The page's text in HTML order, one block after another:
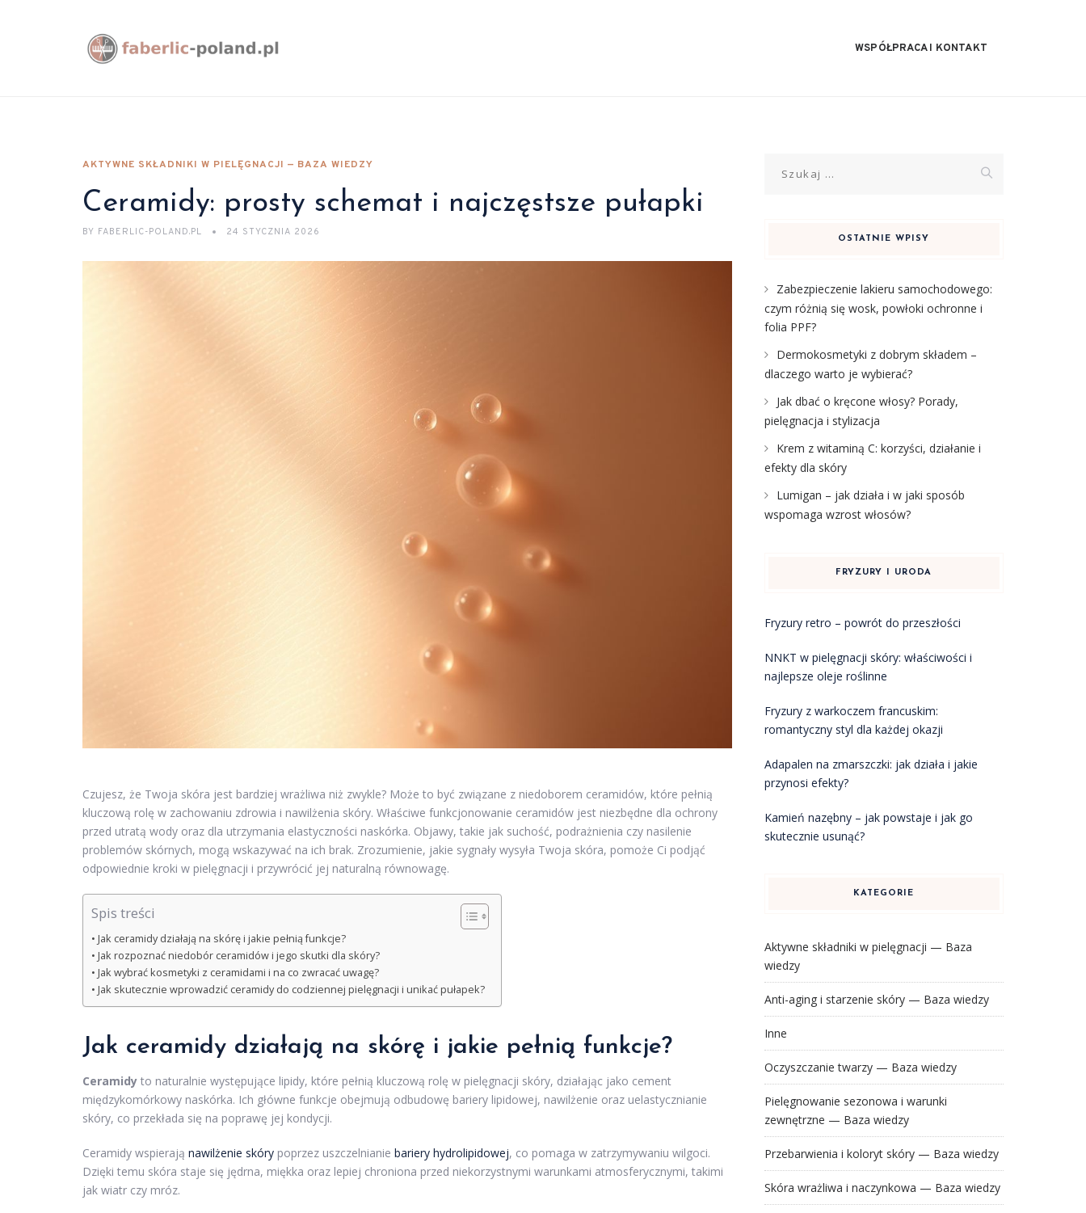
WSPÓŁPRACA I KONTAKT
AKTYWNE SKŁADNIKI W PIELĘGNACJI — BAZA WIEDZY
Ceramidy: prosty schemat i najczęstsze pułapki
BY FABERLIC-POLAND.PL 24 STYCZNIA 2026
Czujesz, że Twoja skóra jest bardziej wrażliwa niż zwykle? Może to być związane z niedoborem ceramidów, które pełnią
kluczową rolę w zachowaniu zdrowia i nawilżenia skóry. Właściwe funkcjonowanie ceramidów jest niezbędne dla ochrony
przed utratą wody oraz dla utrzymania elastyczności naskórka. Objawy, takie jak suchość, podrażnienia czy nasilenie
problemów skórnych, mogą wskazywać na ich brak. Zrozumienie, jakie sygnały wysyła Twoja skóra, pomoże Ci podjąć
odpowiednie kroki w pielęgnacji i przywrócić jej naturalną równowagę.
Spis treści
Jak ceramidy działają na skórę i jakie pełnią funkcje?
Jak rozpoznać niedobór ceramidów i jego skutki dla skóry?
Jak wybrać kosmetyki z ceramidami i na co zwracać uwagę?
Jak skutecznie wprowadzić ceramidy do codziennej pielęgnacji i unikać pułapek?
Jak ceramidy działają na skórę i jakie pełnią funkcje?
Ceramidy to naturalnie występujące lipidy, które pełnią kluczową rolę w pielęgnacji skóry, działając jako cement
międzykomórkowy naskórka. Ich główne funkcje obejmują odbudowę bariery lipidowej, nawilżenie oraz uelastycznianie
skóry, co przekłada się na poprawę jej kondycji.
Ceramidy wspierają nawilżenie skóry poprzez uszczelnianie bariery hydrolipidowej, co pomaga w zatrzymywaniu wilgoci.
Dzięki temu skóra staje się jędrna, miękka oraz lepiej chroniona przed niekorzystnymi warunkami atmosferycznymi, takimi
jak wiatr czy mróz.
OSTATNIE WPISY
Zabezpieczenie lakieru samochodowego:
czym różnią się wosk, powłoki ochronne i
folia PPF?
Dermokosmetyki z dobrym składem –
dlaczego warto je wybierać?
Jak dbać o kręcone włosy? Porady,
pielęgnacja i stylizacja
Krem z witaminą C: korzyści, działanie i
efekty dla skóry
Lumigan – jak działa i w jaki sposób
wspomaga wzrost włosów?
FRYZURY I URODA
Fryzury retro – powrót do przeszłości
NNKT w pielęgnacji skóry: właściwości i
najlepsze oleje roślinne
Fryzury z warkoczem francuskim:
romantyczny styl dla każdej okazji
Adapalen na zmarszczki: jak działa i jakie
przynosi efekty?
Kamień nazębny – jak powstaje i jak go
skutecznie usunąć?
KATEGORIE
Aktywne składniki w pielęgnacji — Baza
wiedzy
Anti-aging i starzenie skóry — Baza wiedzy
Inne
Oczyszczanie twarzy — Baza wiedzy
Pielęgnowanie sezonowa i warunki
zewnętrzne — Baza wiedzy
Przebarwienia i koloryt skóry — Baza wiedzy
Skóra wrażliwa i naczynkowa — Baza wiedzy